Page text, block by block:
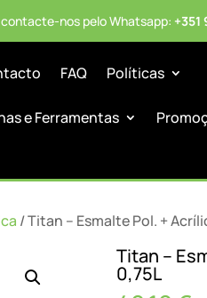
nos pelo Whatsapp: +351
FAQ Políticas
e Ferramentas
/ Titan – Esmalte Pol. +
Titan –
0,75L